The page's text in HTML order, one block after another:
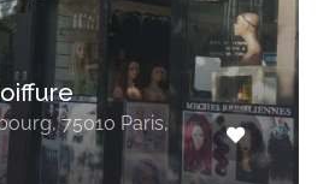
Mondial Afro
49 Rue du Château d'Eau, 75010
Paris, France